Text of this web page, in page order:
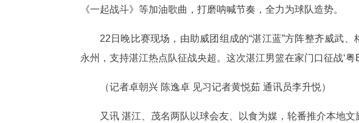
《一起战斗》等加油歌曲，打磨呐喊节奏，全力为球队造势。
22日晚比赛现场，由助威团组成的“湛江蓝”方阵整齐威武
永州，支持湛江热点队征战央超。这次湛江男篮在家门口征战‘粤
（记者卓朝兴 陈逸卓 见习记者黄悦茹 通讯员李升悦）
又讯 湛江、茂名两队以球会友、以食为媒，轮番推介本地